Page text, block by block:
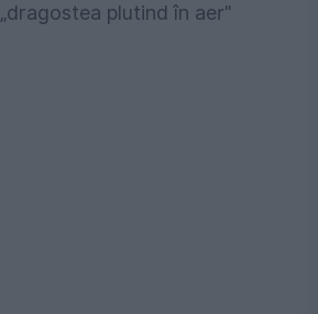
plutind în aer"